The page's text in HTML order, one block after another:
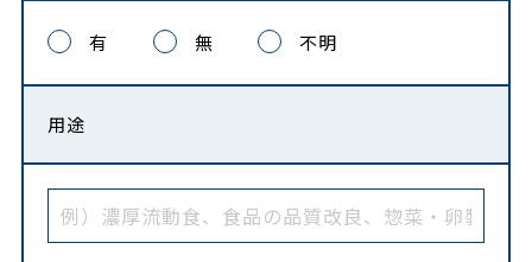
有 無 不明
用途